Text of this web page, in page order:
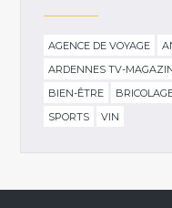
AGENCE DE VOYAGE
ARDENNES TV-
BIEN-ÊTRE
SPORTS
VIN